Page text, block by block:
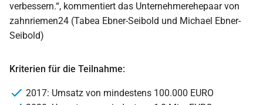
verbessern.“, kommentiert das Unternehmerehepaar von
zahnriemen24 (Tabea Ebner-Seibold und Michael Ebner-
Seibold)
Kriterien für die Teilnahme:
2017: Umsatz von mindestens 100.000 EURO